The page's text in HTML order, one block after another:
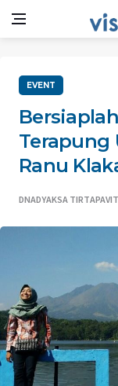
EVENT
Terapung
Ranu
DNADYAKSA